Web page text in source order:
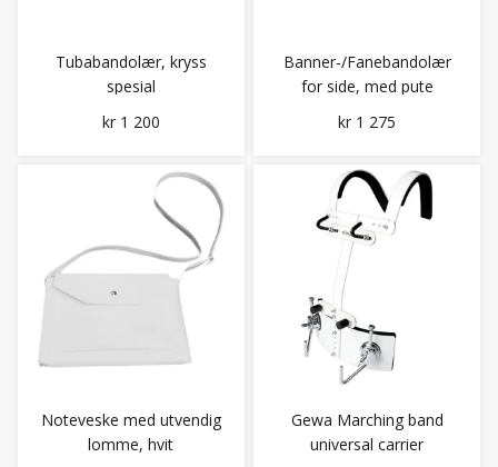
Tubabandolær, kryss
spesial
kr 1 200
Banner-/Fanebandolær
for side, med pute
kr 1 275
Noteveske med utvendig
lomme, hvit
Gewa Marching band
universal carrier